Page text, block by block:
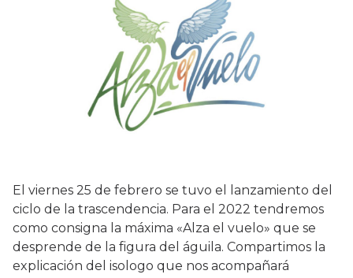
El viernes 25 de febrero se tuvo el lanzamiento del
ciclo de la trascendencia. Para el 2022 tendremos
como consigna la máxima «Alza el vuelo» que se
desprende de la figura del águila. Compartimos la
explicación del isologo que nos acompañará